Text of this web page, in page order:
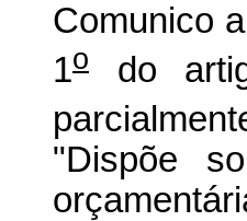
Comunico
1o
do
"Dispõe